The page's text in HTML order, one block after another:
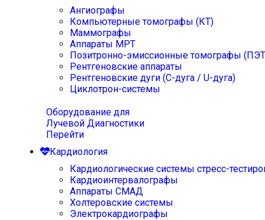
Ангиографы
Компьютерные томографы (КТ)
Маммографы
Аппараты МРТ
Позитронно-эмиссионные томографы
Рентгеновские аппараты
Рентгеновские дуги (С-дуга / U-дуга)
Циклотрон-системы
Оборудование для
Лучевой Диагностики
Перейти
Кардиология
Кардиологические системы стресс-
Кардиоинтервалографы
Аппараты СМАД
Холтеровские системы
Электрокардиографы